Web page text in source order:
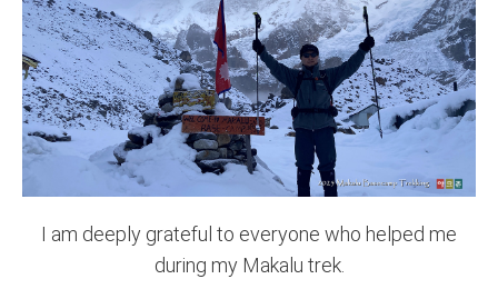
I am deeply grateful to everyone who helped me
during my Makalu trek.